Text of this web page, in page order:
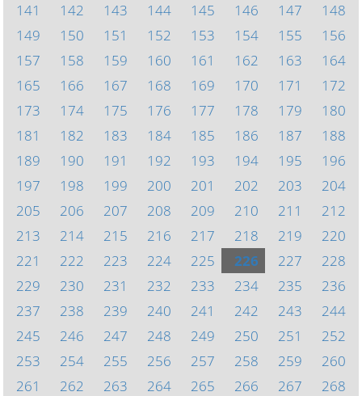
141
142 143 144 145 146 147
148
149
150 151 152 153 154 155
156
157
158 159 160 161 162 163
164
165
166 167 168 169 170 171
172
173
174 175 176 177 178 179
180
181
182 183 184 185 186 187
188
189
190 191 192 193 194 195
196
197
198 199 200 201 202 203
204
205
206 207 208 209 210 211
212
213
214 215 216 217 218 219
220
221
222 223 224 225 226 227
228
229
230 231 232 233 234 235
236
237
238 239 240 241 242 243
244
245
246 247 248 249 250 251
252
253
254 255 256 257 258 259
260
261
262 263 264 265 266 267
268